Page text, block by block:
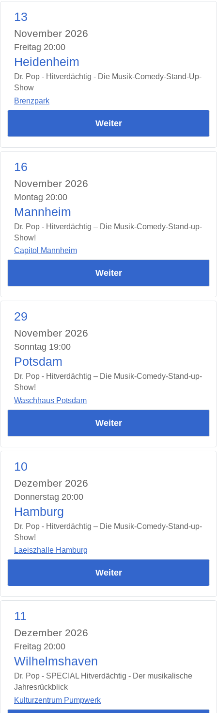
13
November 2026
Freitag 20:00
Heidenheim
Dr. Pop - Hitverdächtig - Die Musik-Comedy-Stand-Up-
Show
Brenzpark
Weiter
16
November 2026
Montag 20:00
Mannheim
Dr. Pop - Hitverdächtig – Die Musik-Comedy-Stand-up-
Show!
Capitol Mannheim
Weiter
29
November 2026
Sonntag 19:00
Potsdam
Dr. Pop - Hitverdächtig – Die Musik-Comedy-Stand-up-
Show!
Waschhaus Potsdam
Weiter
10
Dezember 2026
Donnerstag 20:00
Hamburg
Dr. Pop - Hitverdächtig – Die Musik-Comedy-Stand-up-
Show!
Laeiszhalle Hamburg
Weiter
11
Dezember 2026
Freitag 20:00
Wilhelmshaven
Dr. Pop - SPECIAL Hitverdächtig - Der musikalische
Jahresrückblick
Kulturzentrum Pumpwerk